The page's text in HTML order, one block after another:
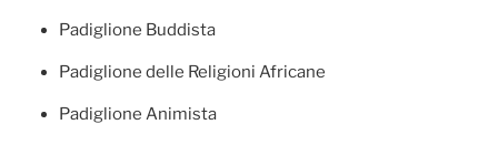
Padiglione Buddista
Padiglione delle Religioni Africane
Padiglione Animista